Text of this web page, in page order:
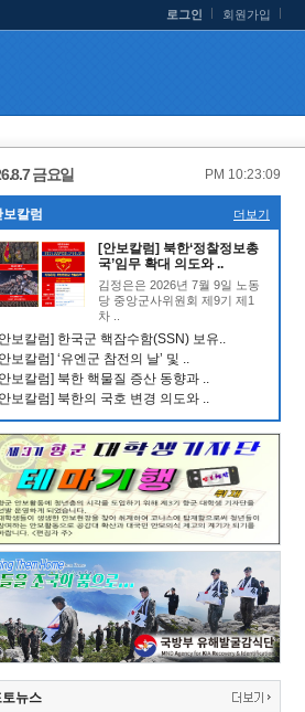
로그인 회원가입
금요일 PM 10:23:10
보칼럼 더보기
[안보칼럼] 북한‘정찰정보총
국’임무 확대 의도와 ..
김정은은 2026년 7월 9일 노동
당 중앙군사위원회 제9기 제1
차 ..
보칼럼] 한국군 핵잠수함(SSN) 보유..
보칼럼] ‘유엔군 참전의 날’ 및 ..
보칼럼] 북한 핵물질 증산 동향과 ..
보칼럼] 북한의 국호 변경 의도와 ..
토뉴스